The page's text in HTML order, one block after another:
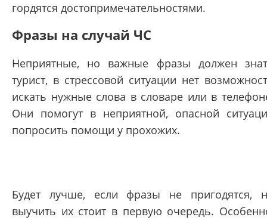
гордятся достопримечательностями.
Фразы на случай ЧС
Неприятные, но важные фразы должен
турист, в стрессовой ситуации нет
искать нужные слова в словаре или в
Они помогут в неприятной, опасной
попросить помощи у прохожих.
Будет лучше, если фразы не пригодятся,
выучить их стоит в первую очередь.